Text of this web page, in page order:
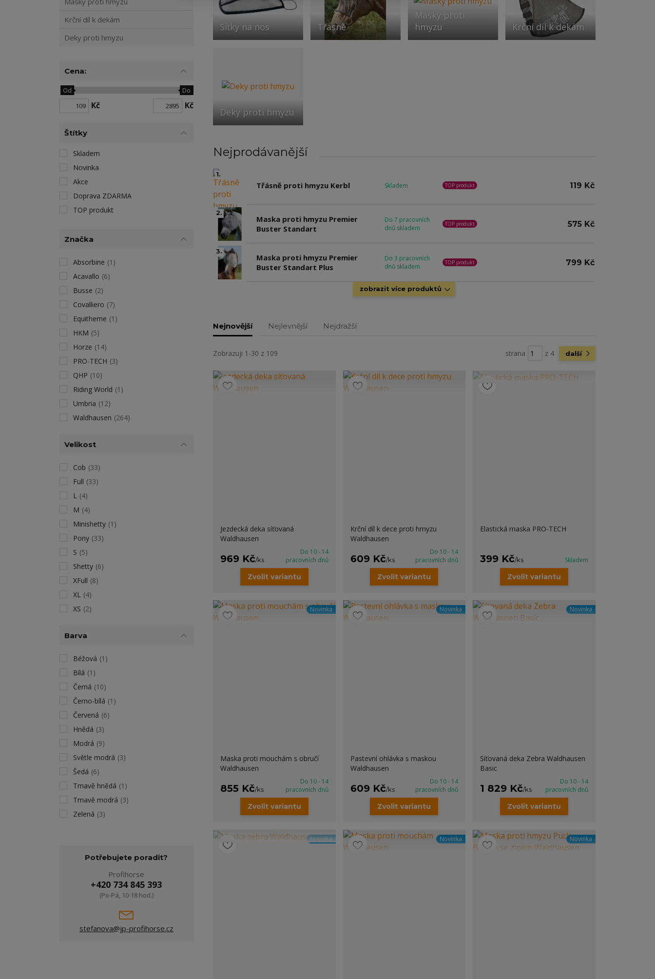
Síťky na nos Třásně
Masky proti
hmyzu
Krční díl k dekám
Deky proti hmyzu
Nejprodávanější
1.
Třásně proti hmyzu Kerbl Skladem TOP produkt 119 Kč
2.
Maska proti hmyzu Premier
Buster Standart
Do 7 pracovních
dnů skladem
TOP produkt 575 Kč
3.
Maska proti hmyzu Premier
Buster Standart Plus
Do 3 pracovních
dnů skladem
TOP produkt 799 Kč
zobrazit více produktů
Nejnovější Nejlevnější Nejdražší
Zobrazuji 1-30 z 109 strana z 4 další
Jezdecká deka síťovaná
Waldhausen
969 Kč/ks
Do 10 - 14
pracovních dnů
Zvolit variantu
Krční díl k dece proti hmyzu
Waldhausen
609 Kč/ks
Do 10 - 14
pracovních dnů
Zvolit variantu
Elastická maska PRO-TECH
399 Kč/ks Skladem
Zvolit variantu
Novinka
Maska proti mouchám s obručí
Waldhausen
855 Kč/ks
Do 10 - 14
pracovních dnů
Zvolit variantu
Novinka
Pastevní ohlávka s maskou
Waldhausen
609 Kč/ks
Do 10 - 14
pracovních dnů
Zvolit variantu
Novinka
Síťovaná deka Zebra Waldhausen
Basic
1 829 Kč/ks
Do 10 - 14
pracovních dnů
Zvolit variantu
Novinka Novinka Novinka
Krční díl k dekám
Deky proti hmyzu
Cena:
Kč
Od Do
Kč
Štítky
Skladem
Novinka
Akce
Doprava ZDARMA
TOP produkt
Značka
Absorbine (1)
Acavallo (6)
Busse (2)
Covalliero (7)
Equitheme (1)
HKM (5)
Horze (14)
PRO-TECH (3)
QHP (10)
Riding World (1)
Umbria (12)
Waldhausen (264)
Velikost
Cob (33)
Full (33)
L (4)
M (4)
Minishetty (1)
Pony (33)
S (5)
Shetty (6)
XFull (8)
XL (4)
XS (2)
Barva
Béžová (1)
Bílá (1)
Černá (10)
Černo-bílá (1)
Červená (6)
Hnědá (3)
Modrá (9)
Světle modrá (3)
Šedá (6)
Tmavě hnědá (1)
Tmavě modrá (3)
Zelená (3)
Potřebujete poradit?
Profihorse
+420 734 845 393
(Po-Pá, 10-18 hod.)
stefanova@jp-profihorse.cz